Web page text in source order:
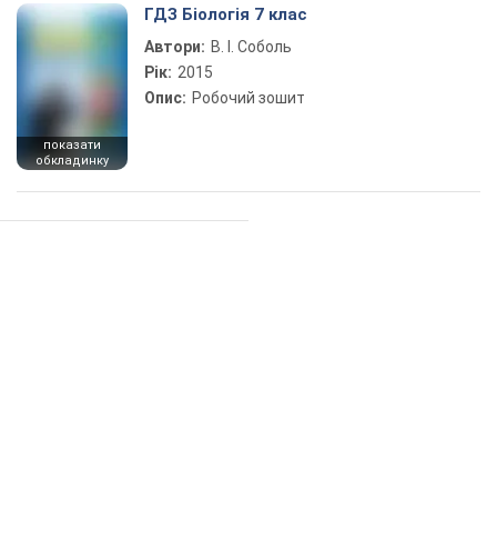
показати
обкладинку
ГДЗ Біологія 7 клас
Автори: В. І. Соболь
Рік: 2015
Опис: Робочий зошит